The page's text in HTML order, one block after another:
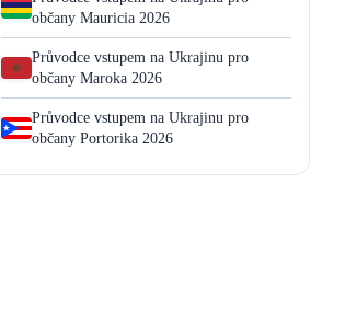
občany Mauricia 2026
Průvodce vstupem na Ukrajinu pro
občany Maroka 2026
Průvodce vstupem na Ukrajinu pro
občany Portorika 2026